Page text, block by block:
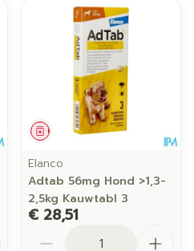
Geneesmiddel
Elanco
Adtab 56mg Hond >1,3-
2,5kg Kauwtabl 3
€ 28,51